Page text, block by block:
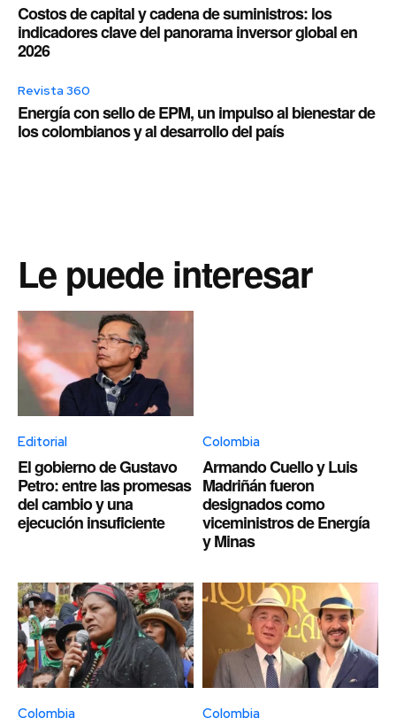
Costos de capital y cadena de suministros: los
indicadores clave del panorama inversor global en
2026
Revista 360
Energía con sello de EPM, un impulso al bienestar de
los colombianos y al desarrollo del país
Le puede interesar
Editorial
El gobierno de Gustavo
Petro: entre las promesas
del cambio y una
ejecución insuficiente
Colombia
Armando Cuello y Luis
Madriñán fueron
designados como
viceministros de Energía
y Minas
Colombia Colombia